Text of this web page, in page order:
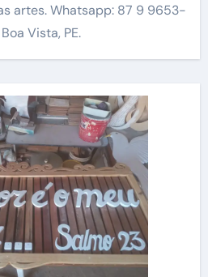
artes. Whatsapp: 87 9 9653-
Vista, PE.